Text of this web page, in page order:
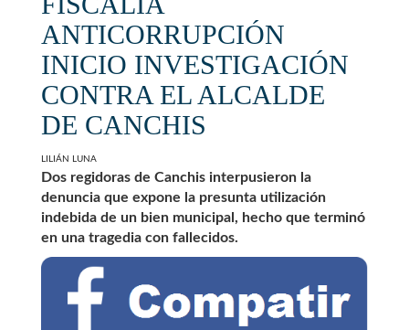
ANTICORRUPCIÓN
INICIO INVESTIGACIÓN
CONTRA EL ALCALDE
DE CANCHIS
LILIÁN LUNA
Dos regidoras de Canchis interpusieron la
denuncia que expone la presunta utilización
indebida de un bien municipal, hecho que terminó
en una tragedia con fallecidos.